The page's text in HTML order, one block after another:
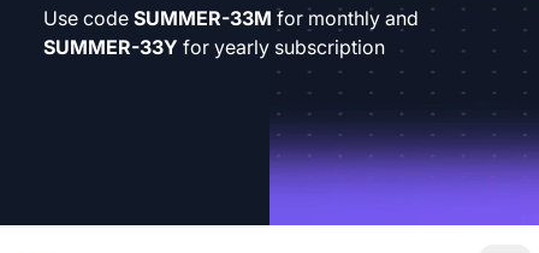
Use code SUMMER-33M for monthly and
SUMMER-33Y for yearly subscription